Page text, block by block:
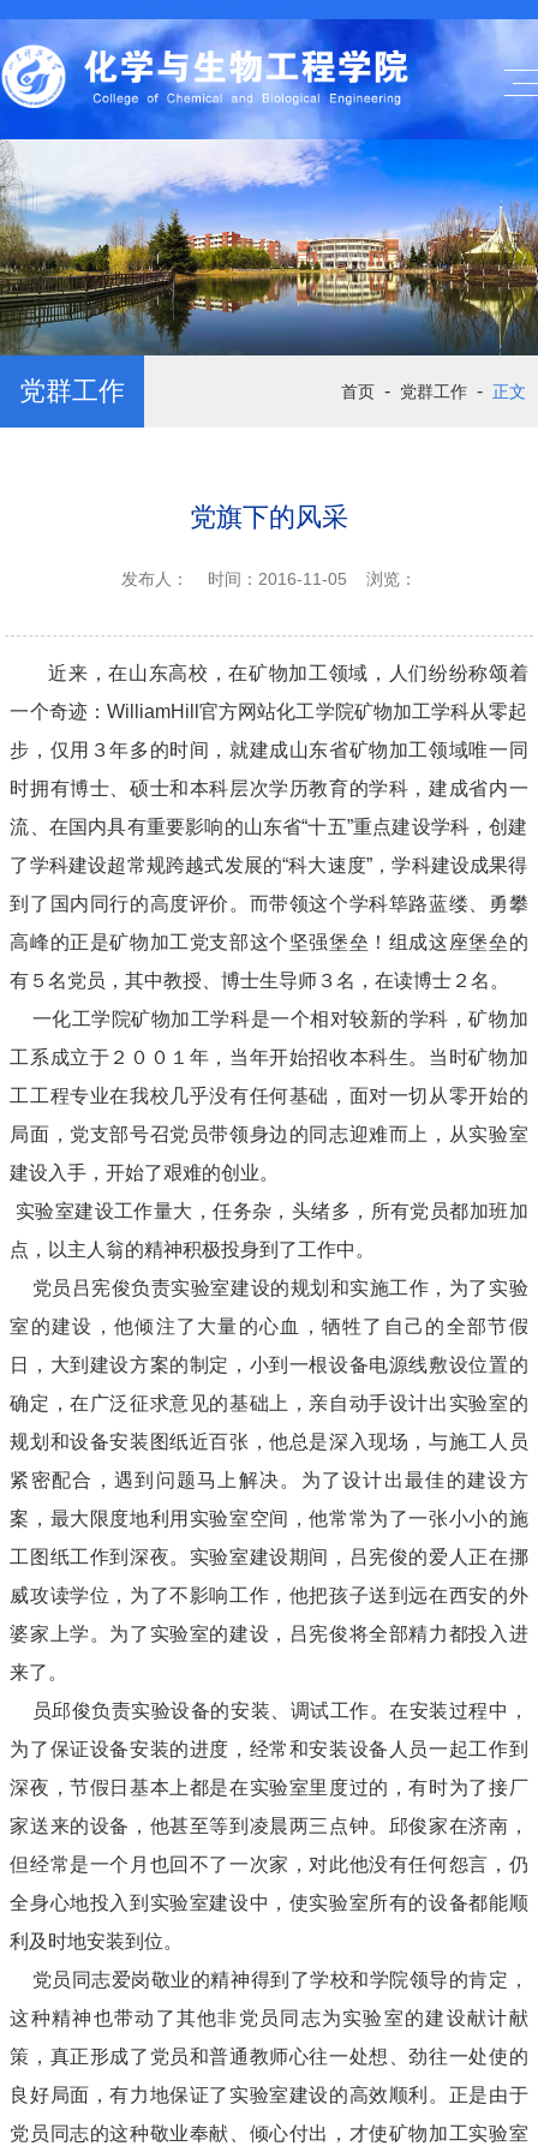
党群工作 首页 - 党群工作 - 正文
党旗下的风采
发布人： 时间：2016-11-05 浏览：
近来，在山东高校，在矿物加工领域，人们纷纷称颂着
一个奇迹：WilliamHill官方网站化工学院矿物加工学科从零起
步，仅用３年多的时间，就建成山东省矿物加工领域唯一同
时拥有博士、硕士和本科层次学历教育的学科，建成省内一
流、在国内具有重要影响的山东省“十五”重点建设学科，创建
了学科建设超常规跨越式发展的“科大速度”，学科建设成果得
到了国内同行的高度评价。而带领这个学科筚路蓝缕、勇攀
高峰的正是矿物加工党支部这个坚强堡垒！组成这座堡垒的
有５名党员，其中教授、博士生导师３名，在读博士２名。
一化工学院矿物加工学科是一个相对较新的学科，矿物加
工系成立于２００１年，当年开始招收本科生。当时矿物加
工工程专业在我校几乎没有任何基础，面对一切从零开始的
局面，党支部号召党员带领身边的同志迎难而上，从实验室
建设入手，开始了艰难的创业。
实验室建设工作量大，任务杂，头绪多，所有党员都加班加
点，以主人翁的精神积极投身到了工作中。
党员吕宪俊负责实验室建设的规划和实施工作，为了实验
室的建设，他倾注了大量的心血，牺牲了自己的全部节假
日，大到建设方案的制定，小到一根设备电源线敷设位置的
确定，在广泛征求意见的基础上，亲自动手设计出实验室的
规划和设备安装图纸近百张，他总是深入现场，与施工人员
紧密配合，遇到问题马上解决。为了设计出最佳的建设方
案，最大限度地利用实验室空间，他常常为了一张小小的施
工图纸工作到深夜。实验室建设期间，吕宪俊的爱人正在挪
威攻读学位，为了不影响工作，他把孩子送到远在西安的外
婆家上学。为了实验室的建设，吕宪俊将全部精力都投入进
来了。
员邱俊负责实验设备的安装、调试工作。在安装过程中，
为了保证设备安装的进度，经常和安装设备人员一起工作到
深夜，节假日基本上都是在实验室里度过的，有时为了接厂
家送来的设备，他甚至等到凌晨两三点钟。邱俊家在济南，
但经常是一个月也回不了一次家，对此他没有任何怨言，仍
全身心地投入到实验室建设中，使实验室所有的设备都能顺
利及时地安装到位。
党员同志爱岗敬业的精神得到了学校和学院领导的肯定，
这种精神也带动了其他非党员同志为实验室的建设献计献
策，真正形成了党员和普通教师心往一处想、劲往一处使的
良好局面，有力地保证了实验室建设的高效顺利。正是由于
党员同志的这种敬业奉献、倾心付出，才使矿物加工实验室